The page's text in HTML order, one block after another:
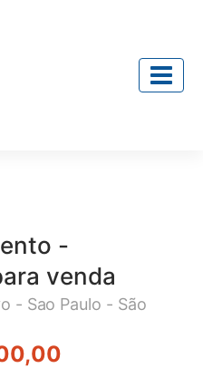
-
venda
- Sao Paulo - São